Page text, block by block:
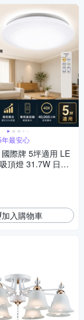
年最安心
際牌 5坪適用 LE
頂燈 31.7W 日本
附遙控器LGC3120
加入購物車